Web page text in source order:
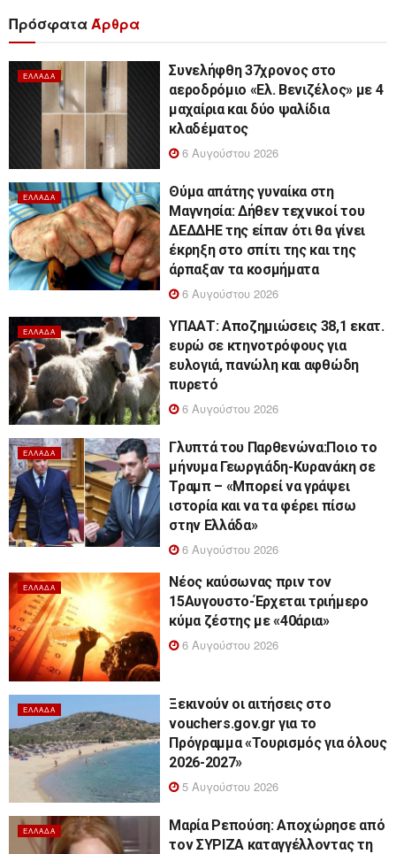
Πρόσφατα Άρθρα
ΕΛΛΆΔΑ
Συνελήφθη 37χρονος στο
αεροδρόμιο «Ελ. Βενιζέλος» με 4
μαχαίρια και δύο ψαλίδια
κλαδέματος
6 Αυγούστου 2026
ΕΛΛΆΔΑ
Θύμα απάτης γυναίκα στη
Μαγνησία: Δήθεν τεχνικοί του
ΔΕΔΔΗΕ της είπαν ότι θα γίνει
έκρηξη στο σπίτι της και της
άρπαξαν τα κοσμήματα
6 Αυγούστου 2026
ΕΛΛΆΔΑ
ΥΠΑΑΤ: Αποζημιώσεις 38,1 εκατ.
ευρώ σε κτηνοτρόφους για
ευλογιά, πανώλη και αφθώδη
πυρετό
6 Αυγούστου 2026
ΕΛΛΆΔΑ
Γλυπτά του Παρθενώνα:Ποιο το
μήνυμα Γεωργιάδη-Κυρανάκη σε
Τραμπ – «Μπορεί να γράψει
ιστορία και να τα φέρει πίσω
στην Ελλάδα»
6 Αυγούστου 2026
ΕΛΛΆΔΑ
Νέος καύσωνας πριν τον
15Αυγουστο-Έρχεται τριήμερο
κύμα ζέστης με «40άρια»
6 Αυγούστου 2026
ΕΛΛΆΔΑ
Ξεκινούν οι αιτήσεις στο
vouchers.gov.gr για το
Πρόγραμμα «Τουρισμός για όλους
2026-2027»
5 Αυγούστου 2026
ΕΛΛΆΔΑ
Μαρία Ρεπούση: Αποχώρησε από
τον ΣΥΡΙΖΑ καταγγέλλοντας τη